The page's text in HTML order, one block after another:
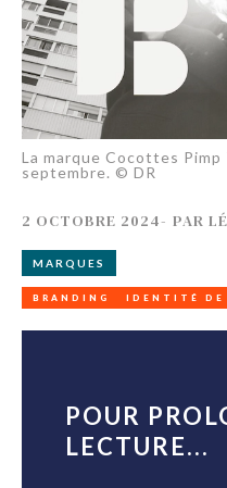
La marque Cocottes
septembre. © DR
2 OCTOBRE 2024- PAR
MARQUES
BRANDING IDENTITÉ DE
POUR
LECTURE...